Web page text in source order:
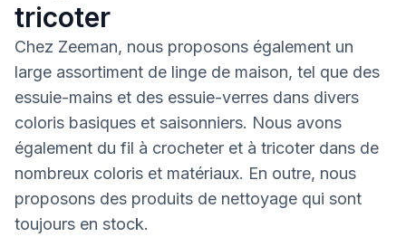
tricoter
Chez Zeeman, nous proposons également un
large assortiment de linge de maison, tel que des
essuie-mains et des essuie-verres dans divers
coloris basiques et saisonniers. Nous avons
également du fil à crocheter et à tricoter dans de
nombreux coloris et matériaux. En outre, nous
proposons des produits de nettoyage qui sont
toujours en stock.